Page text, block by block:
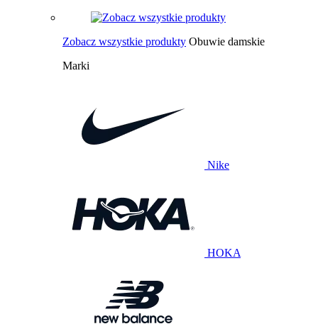
Zobacz wszystkie produkty Obuwie damskie
Marki
Nike
HOKA